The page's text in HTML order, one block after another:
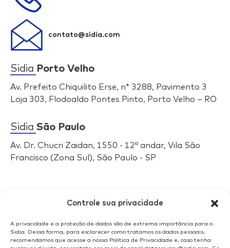
Controle sua privacidade
A privacidade e a proteção de dados são de extrema importância para o
Sidia. Dessa forma, para esclarecer como tratamos os dados pessoais,
recomendamos que acesse a nossa Política de Privacidade e, caso tenha
contato@sidia.com
Sidia Porto Velho
Av. Prefeito Chiquilito Erse, n* 3288, Pavimento 3
Loja 303, Flodoaldo Pontes Pinto, Porto Velho – RO
Sidia São Paulo
Av. Dr. Chucri Zaidan, 1550 - 12º andar, Vila São
Francisco (Zona Sul), São Paulo - SP